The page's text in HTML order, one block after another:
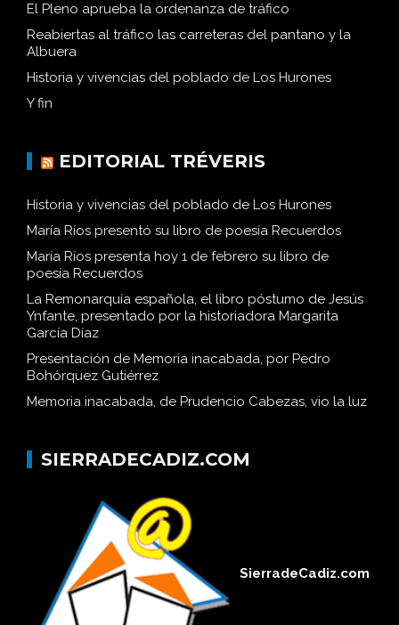
El Pleno aprueba la ordenanza de tráfico
Reabiertas al tráfico las carreteras del pantano y la
Albuera
Historia y vivencias del poblado de Los Hurones
Y fin
EDITORIAL TRÉVERIS
Historia y vivencias del poblado de Los Hurones
María Ríos presentó su libro de poesía Recuerdos
María Ríos presenta hoy 1 de febrero su libro de
poesía Recuerdos
La Remonarquía española, el libro póstumo de Jesús
Ynfante, presentado por la historiadora Margarita
García Díaz
Presentación de Memoria inacabada, por Pedro
Bohórquez Gutiérrez
Memoria inacabada, de Prudencio Cabezas, vio la luz
SIERRADECADIZ.COM
SierradeCadiz.com